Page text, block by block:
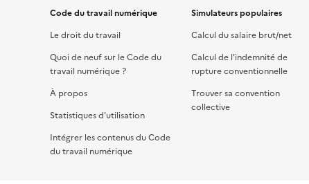
Code du travail numérique
Le droit du travail
Quoi de neuf sur le Code du
travail numérique ?
À propos
Statistiques d'utilisation
Intégrer les contenus du Code
du travail numérique
Simulateurs populaires
Calcul du salaire brut/net
Calcul de l'indemnité de
rupture conventionnelle
Trouver sa convention
collective